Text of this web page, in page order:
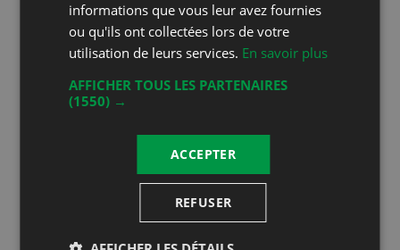
Vins primés
informations que vous leur avez fournies
ou qu'ils ont collectées lors de votre
utilisation de leurs services. En savoir plus
AFFICHER TOUS LES PARTENAIRES
(1550) →
ACCEPTER
REFUSER